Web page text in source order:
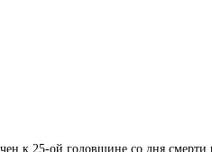
к 25-ой годовщине со дня